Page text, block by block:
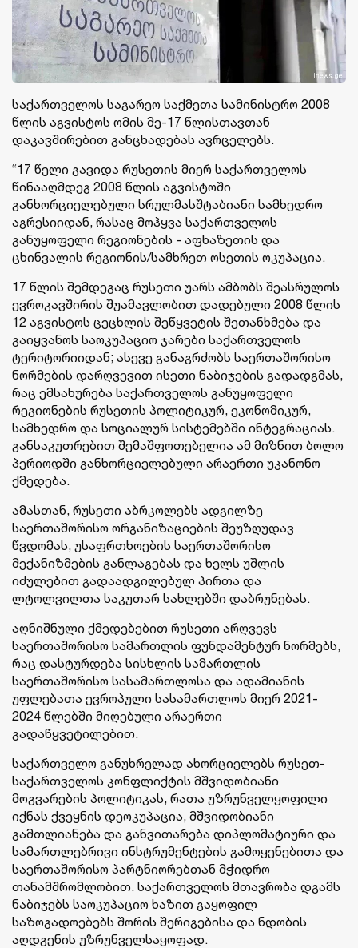
საქართველოს საგარეო საქმეთა სამინისტრო 2008
წლის აგვისტოს ომის მე-17 წლისთავთან
დაკავშირებით განცხადებას ავრცელებს.
“17 წელი გავიდა რუსეთის მიერ საქართველოს
წინააღმდეგ 2008 წლის აგვისტოში
განხორციელებული სრულმასშტაბიანი სამხედრო
აგრესიიდან, რასაც მოჰყვა საქართველოს
განუყოფელი რეგიონების - აფხაზეთის და
ცხინვალის რეგიონის/სამხრეთ ოსეთის ოკუპაცია.
17 წლის შემდეგაც რუსეთი უარს ამბობს შეასრულოს
ევროკავშირის შუამავლობით დადებული 2008 წლის
12 აგვისტოს ცეცხლის შეწყვეტის შეთანხმება და
გაიყვანოს საოკუპაციო ჯარები საქართველოს
ტერიტორიიდან; ასევე განაგრძობს საერთაშორისო
ნორმების დარღვევით ისეთი ნაბიჯების გადადგმას,
რაც ემსახურება საქართველოს განუყოფელი
რეგიონების რუსეთის პოლიტიკურ, ეკონომიკურ,
სამხედრო და სოციალურ სისტემებში ინტეგრაციას.
განსაკუთრებით შემაშფოთებელია ამ მიზნით ბოლო
პერიოდში განხორციელებული არაერთი უკანონო
ქმედება.
ამასთან, რუსეთი აბრკოლებს ადგილზე
საერთაშორისო ორგანიზაციების შეუზღუდავ
წვდომას, უსაფრთხოების საერთაშორისო
მექანიზმების განლაგებას და ხელს უშლის
იძულებით გადაადგილებულ პირთა და
ლტოლვილთა საკუთარ სახლებში დაბრუნებას.
აღნიშნული ქმედებებით რუსეთი არღვევს
საერთაშორისო სამართლის ფუნდამენტურ ნორმებს,
რაც დასტურდება სისხლის სამართლის
საერთაშორისო სასამართლოსა და ადამიანის
უფლებათა ევროპული სასამართლოს მიერ 2021-
2024 წლებში მიღებული არაერთი
გადაწყვეტილებით.
საქართველო განუხრელად ახორციელებს რუსეთ-
საქართველოს კონფლიქტის მშვიდობიანი
მოგვარების პოლიტიკას, რათა უზრუნველყოფილი
იქნას ქვეყნის დეოკუპაცია, მშვიდობიანი
გამთლიანება და განვითარება დიპლომატიური და
სამართლებრივი ინსტრუმენტების გამოყენებითა და
საერთაშორისო პარტნიორებთან მჭიდრო
თანამშრომლობით. საქართველოს მთავრობა დგამს
ნაბიჯებს საოკუპაციო ხაზით გაყოფილ
საზოგადოებებს შორის შერიგებისა და ნდობის
აღდგენის უზრუნველსაყოფად.